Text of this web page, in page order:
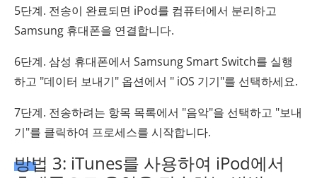
5단계. 전송이 완료되면 iPod를 컴퓨터에서 분리하고
Samsung 휴대폰을 연결합니다.
6단계. 삼성 휴대폰에서 Samsung Smart Switch를 실행
하고 "데이터 보내기" 옵션에서 " iOS 기기"를 선택하세요.
7단계. 전송하려는 항목 목록에서 "음악"을 선택하고 "보내
기"를 클릭하여 프로세스를 시작합니다.
방법 3: iTunes를 사용하여 iPod에서